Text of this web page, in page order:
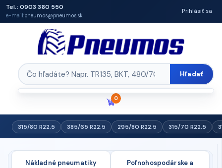
Tel.: 0903 380 550
e-mail:pneumos@pneumos.sk
Prihlásiť sa
Hľadať
0
315/80 R22.5 385/65 R22.5 295/80 R22.5 315/70 R22.5
Nákladné pneumatiky
Poľnohospodárske a